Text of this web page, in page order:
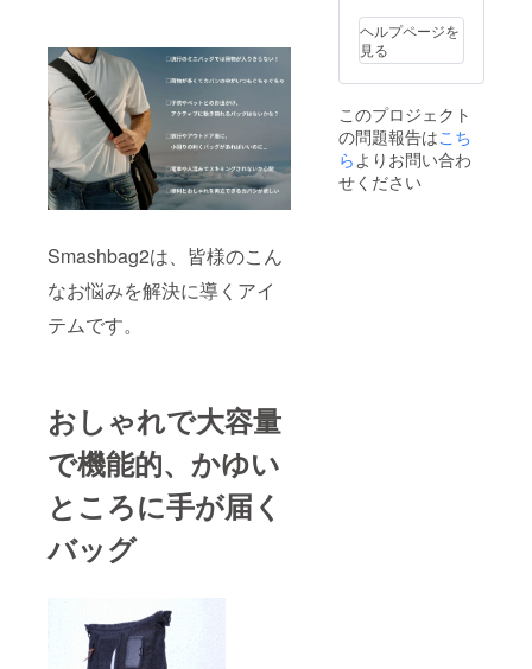
Smashbag2は、皆様のこん
なお悩みを解決に導くアイ
テムです。
おしゃれで大容量
で機能的、かゆい
ところに手が届く
バッグ
ヘルプページを
見る
このプロジェクト
の問題報告はこち
らよりお問い合わ
せください